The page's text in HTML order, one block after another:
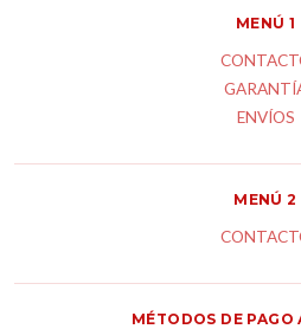
MENÚ 1
ENVÍOS
MENÚ 2
MÉTODOS DE PAGO